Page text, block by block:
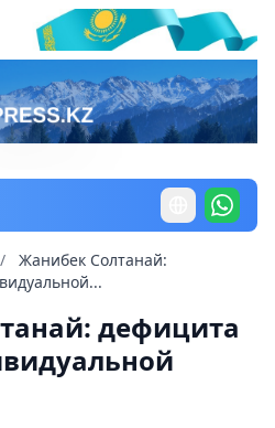
/
Жанибек Солтанай:
дефицита